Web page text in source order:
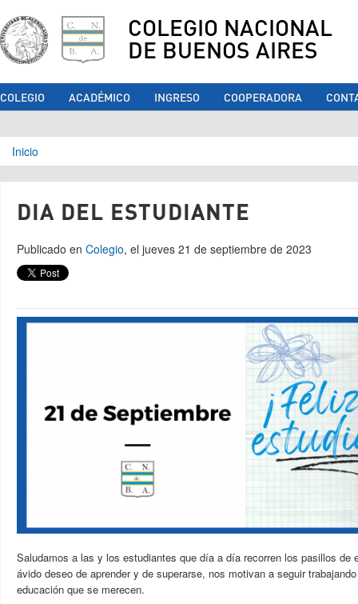
COLEGIO NACIONAL
DE BUENOS AIRES
COLEGIO ACADÉMICO INGRESO COOPERADORA
Se encuentra usted aquí
Inicio
DIA DEL ESTUDIANTE
Publicado en Colegio, el jueves 21 de septiembre de 2023
Saludamos a las y los estudiantes que día a día recorren los pasillos de
ávido deseo de aprender y de superarse, nos motivan a seguir
educación que se merecen.